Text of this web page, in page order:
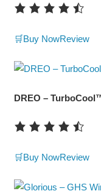
🛒Buy NowReview
DREO –
🛒Buy NowReview